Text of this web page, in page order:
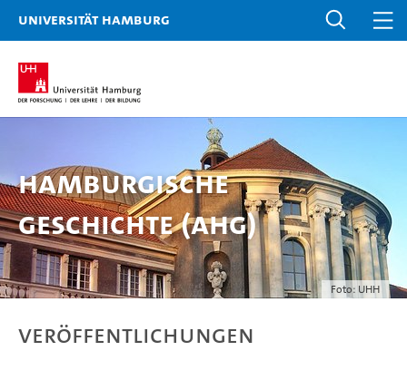
Universität Hamburg
Foto: UHH
Hamburgische
Geschichte (AHG)
Veröffentlichungen